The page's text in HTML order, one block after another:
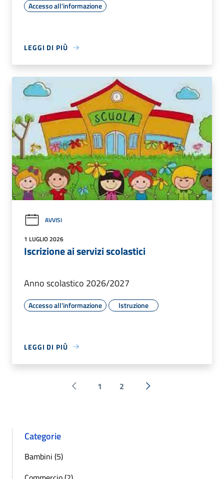
Accesso all'informazione
LEGGI DI PIÙ
AVVISI
1 LUGLIO 2026
Iscrizione ai servizi scolastici
Anno scolastico 2026/2027
Accesso all'informazione Istruzione
LEGGI DI PIÙ
Pagina precedente
1 2 Successiva »
Categorie
Bambini (5)